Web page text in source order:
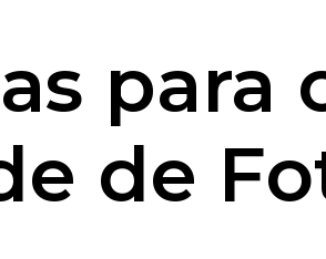
para
de